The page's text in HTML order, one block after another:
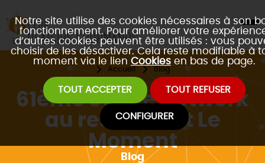
Notre site utilise des cookies nécessaires à son
fonctionnement. Pour améliorer votre
d’autres cookies peuvent être utilisés : vous
choisir de les désactiver. Cela reste modifiable à
moment via le lien Cookies en bas de page.
TOUT ACCEPTER TOUT REFUSER
CONFIGURER
Accueil Blog
61ème Soirée Network
au restaurant Le
Moment
Blog